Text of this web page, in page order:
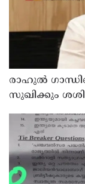
രാഹുല്‍
സുഖിക്കും ശശി